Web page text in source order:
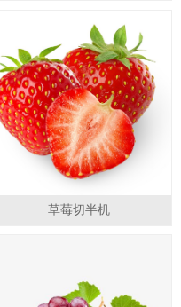
草莓切半机
专利号：
ZL2021 2 1427894.4
ZL2021 1 0711940.1
专利产品，仿冒必究！